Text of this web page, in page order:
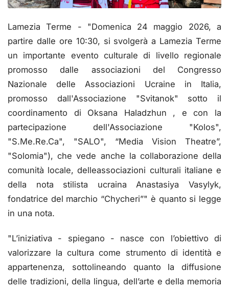
Lamezia Terme - "Domenica 24 maggio 2026, a
partire dalle ore 10:30, si svolgerà a Lamezia Terme
un importante evento culturale di livello regionale
promosso dalle associazioni del Congresso
Nazionale delle Associazioni Ucraine in Italia,
promosso dall'Associazione "Svitanok" sotto il
coordinamento di Oksana Haladzhun , e con la
partecipazione dell'Associazione "Kolos",
"S.Me.Re.Ca", "SALO", “Media Vision Theatre”,
"Solomia"), che vede anche la collaborazione della
comunità locale, delleassociazioni culturali italiane e
della nota stilista ucraina Anastasiya Vasylyk,
fondatrice del marchio “Chycheri”" è quanto si legge
in una nota.
"L’iniziativa - spiegano - nasce con l’obiettivo di
valorizzare la cultura come strumento di identità e
appartenenza, sottolineando quanto la diffusione
delle tradizioni, della lingua, dell’arte e della memoria